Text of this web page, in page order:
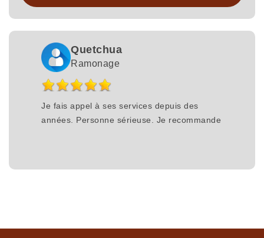
Quetchua
Ramonage
Je fais appel à ses services depuis des
années. Personne sérieuse. Je recommande